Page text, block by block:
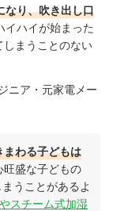
なり、吹き出し口
イハイが始まった
まうことのない
ニア・元家電メー
まわる子どもは
旺盛な子どもの
うことがあるよ
スチーム式加湿